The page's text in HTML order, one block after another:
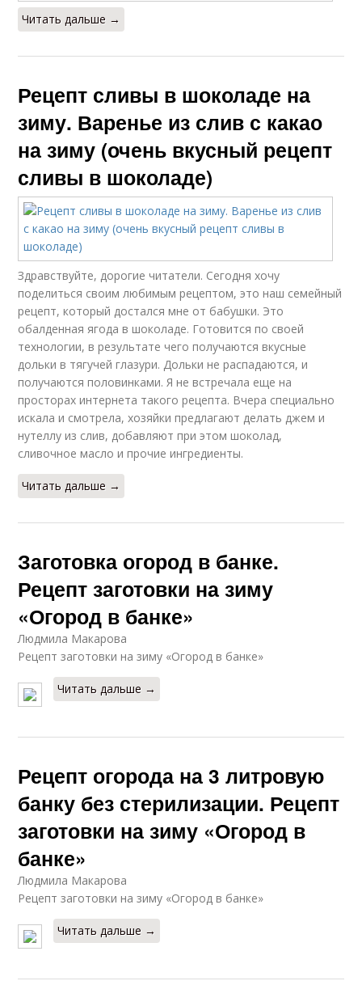
Читать дальше →
Рецепт сливы в шоколаде на
зиму. Варенье из слив с какао
на зиму (очень вкусный рецепт
сливы в шоколаде)
Здравствуйте, дорогие читатели. Сегодня хочу
поделиться своим любимым рецептом, это наш семейный
рецепт, который достался мне от бабушки. Это
обалденная ягода в шоколаде. Готовится по своей
технологии, в результате чего получаются вкусные
дольки в тягучей глазури. Дольки не распадаются, и
получаются половинками. Я не встречала еще на
просторах интернета такого рецепта. Вчера специально
искала и смотрела, хозяйки предлагают делать джем и
нутеллу из слив, добавляют при этом шоколад,
сливочное масло и прочие ингредиенты.
Читать дальше →
Заготовка огород в банке.
Рецепт заготовки на зиму
«Огород в банке»
Людмила Макарова
Рецепт заготовки на зиму «Огород в банке»
Читать дальше →
Рецепт огорода на 3 литровую
банку без стерилизации. Рецепт
заготовки на зиму «Огород в
банке»
Людмила Макарова
Рецепт заготовки на зиму «Огород в банке»
Читать дальше →